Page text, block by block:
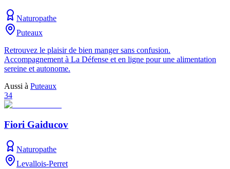
Naturopathe
Puteaux
Retrouvez le plaisir de bien manger sans confusion.
Accompagnement à La Défense et en ligne pour une alimentation
sereine et autonome.
Aussi à Puteaux
34
Fiori Gaiducov
Naturopathe
Levallois-Perret